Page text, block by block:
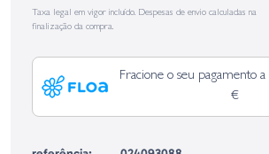
Taxa legal em vigor incluído. Despesas de envio calculadas na
finalização da compra.
Fracione o seu pagamento
€